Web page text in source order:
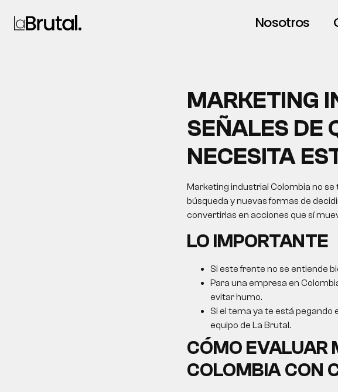
Nosotros
MARKETING
SEÑALES DE
NECESITA
Marketing industrial Colombia no
búsqueda y nuevas formas de
convertirlas en acciones que sí
LO IMPORTANTE
Si este frente no se entiende
Para una empresa en
evitar humo.
Si el tema ya te está pegando
equipo de La Brutal.
CÓMO EVALUAR
COLOMBIACON